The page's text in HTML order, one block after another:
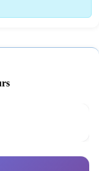
adéquat et
de ses